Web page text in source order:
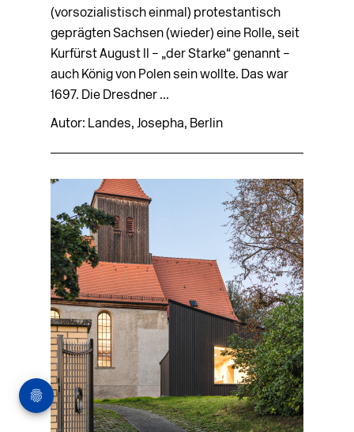
(vorsozialistisch einmal) protestantisch
geprägten Sachsen (wieder) eine Rolle, seit
Kurfürst August II – „der Starke“ genannt –
auch König von Polen sein wollte. Das war
1697. Die Dresdner ...
Autor: Landes, Josepha, Berlin